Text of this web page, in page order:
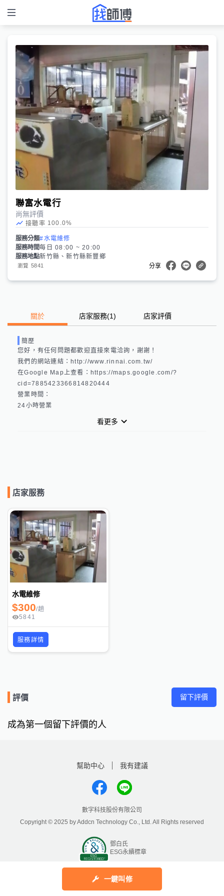
聯富水電行
尚無評價
接聽率 100.0%
服務分類#水電維修
服務時間每日 08:00 ~ 20:00
服務地點新竹縣、新竹縣新豐鄉
一鍵叫修
瀏覽 5841 分享
關於 店家服務(1) 店家評價
簡歷
您好，有任何問題都歡迎直接來電洽詢，謝謝！
我們的網站連結：http://www.rinnai.com.tw/
在Google Map上查看：https://maps.google.com/?
cid=7885423366814820444
營業時間：
看更多
店家服務
水電維修
$300/趟
5841
服務詳情
評價 留下評價
成為第一個留下評價的人
幫助中心 我有建議
數字科技股份有限公司
Copyright © 2025 by Addcn Technology Co., Ltd. All Rights reserved
鄧白氏
ESG永續標章